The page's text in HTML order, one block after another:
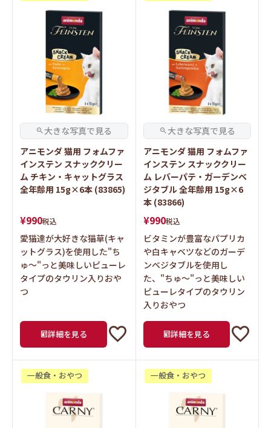
アニモンダ 猫用 フォムファ
インステン スナッククリー
ム チキン・キャットグラス
全年齢用 15g×6本 (83865)
¥990税込
愛猫達が大好きな猫草(キャ
ットグラス)を使用した"ち
ゅ～"っと美味しいピューレ
タイプのタウリン入りおや
つ
詳細を見る
アニモンダ 猫用 フォムファ
インステン スナッククリー
ム レバーパテ・ガーデンベ
ジタブル 全年齢用 15g×6
本 (83866)
¥990税込
ビタミンが豊富なパプリカ
や白キャベツなどのガーデ
ンベジタブルを使用し
た、"ちゅ～"っと美味しい
ピューレタイプのタウリン
入りおやつ
詳細を見る
一般食・おやつ 一般食・おやつ